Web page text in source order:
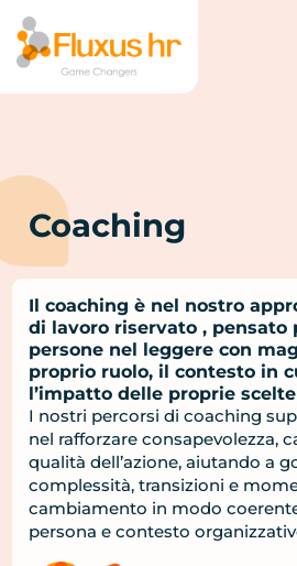
Coaching
Il coaching è nel nostro
di lavoro riservato , pensato
persone nel leggere con
proprio ruolo, il contesto in
l’impatto delle proprie
I nostri percorsi di coaching
nel rafforzare consapevolezza,
qualità dell’azione, aiutando a
complessità, transizioni e
cambiamento in modo
persona e contesto